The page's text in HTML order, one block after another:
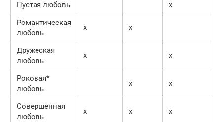
Пустая любовь
х
Романтическая
любовь
х х
Дружеская
любовь
х х
Роковая*
любовь
х х
Совершенная
любовь
х х х